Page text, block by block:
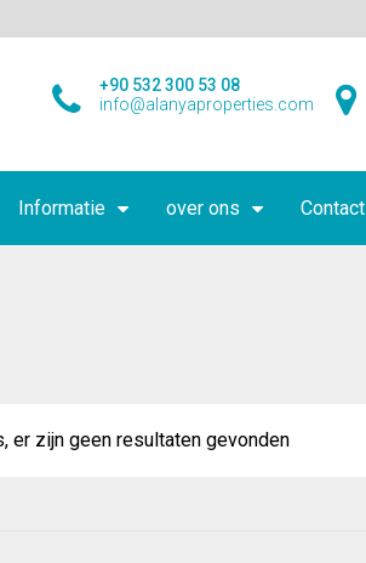
+90 532 300 53 08
info@alanyaproperties.com
Informatie over ons Contact
er zijn geen resultaten gevonden